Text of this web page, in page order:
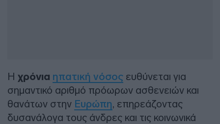
Η χρόνια ηπατική νόσος ευθύνεται για
σημαντικό αριθμό πρόωρων ασθενειών και
θανάτων στην Ευρώπη, επηρεάζοντας
δυσανάλογα τους άνδρες και τις κοινωνικά